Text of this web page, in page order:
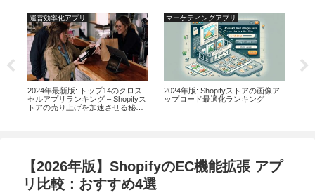
運営効率化アプリ
2024年最新版: トップ14のクロス
セルアプリランキング – Shopifyス
トアの売り上げを加速させる秘
マーケティングアプリ
2024年版: Shopifyストアの画像ア
ップロード最適化ランキング
【2026年版】ShopifyのEC機能拡張 アプ
リ比較：おすすめ4選